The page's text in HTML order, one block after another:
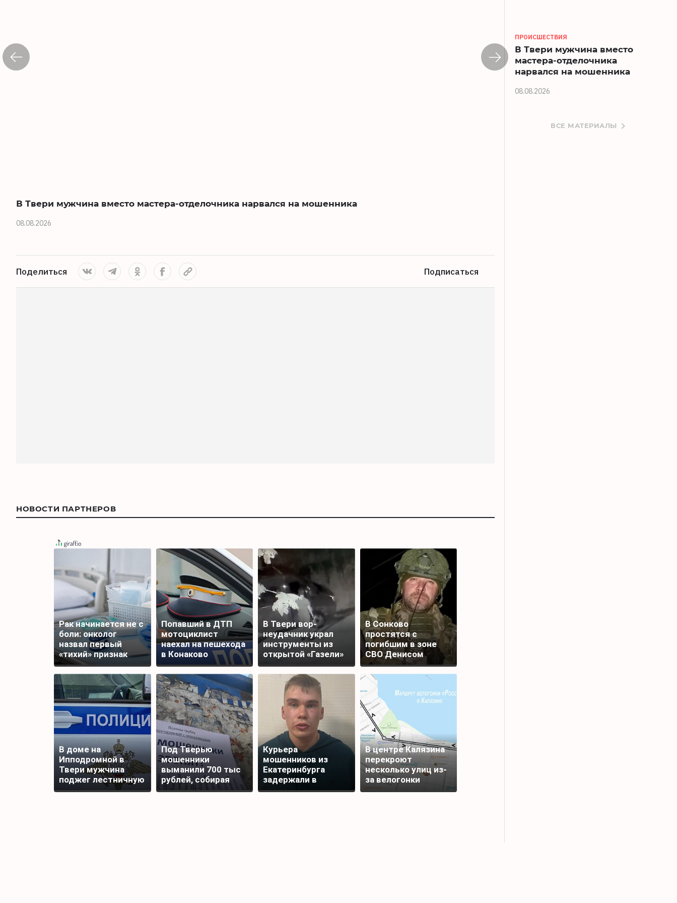
В Твери мужчина вместо мастера-отделочника нарвался на мошенника
08.08.2026
Поделиться Подписаться
НОВОСТИ ПАРТНЕРОВ
Рак начинается не с
боли: онколог
назвал первый
«тихий» признак
болезни
Попавший в ДТП
мотоциклист
наехал на пешехода
в Конаково
В Твери вор-
неудачник украл
инструменты из
открытой «Газели»
и лишился добычи
В Сонково
простятся с
погибшим в зоне
СВО Денисом
Шаповаловым
В доме на
Ипподромной в
Твери мужчина
поджег лестничную
площадку
Под Тверью
мошенники
выманили 700 тыс
рублей, собирая
подписи для
Курьера
мошенников из
Екатеринбурга
задержали в
Редкино Тверской
В центре Калязина
перекроют
несколько улиц из-
за велогонки
ПРОИСШЕСТВИЯ
В Твери мужчина вместо
мастера-отделочника
нарвался на мошенника
08.08.2026
ВСЕ МАТЕРИАЛЫ